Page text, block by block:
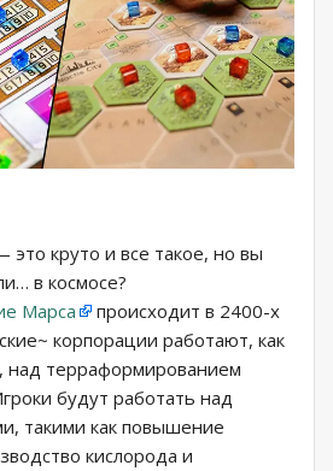
круто и все такое, но вы
в космосе?
Марса
происходит в 2400-х
корпорации работают, как
над терраформированием
будут работать над
такими как повышение
кислорода и